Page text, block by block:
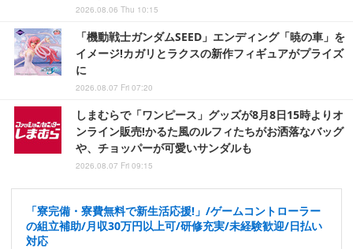
2026.08.06 Thu 10:15
「機動戦士ガンダムSEED」エンディング「暁の車」を
イメージ!カガリとラクスの新作フィギュアがプライズ
に
2026.08.07 Fri 07:20
しまむらで「ワンピース」グッズが8月8日15時よりオ
ンライン販売!かるた風のルフィたちがお洒落なバッグ
や、チョッパーが可愛いサンダルも
2026.08.07 Fri 09:15
「寮完備・寮費無料で新生活応援!」/ゲームコントローラー
の組立補助/月収30万円以上可/研修充実/未経験歓迎/日払い
対応